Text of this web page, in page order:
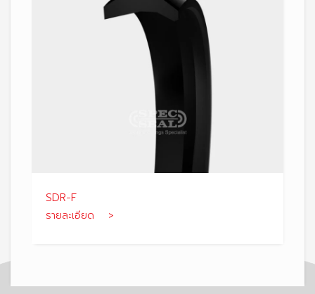
SDR-F
รายละเอียด >